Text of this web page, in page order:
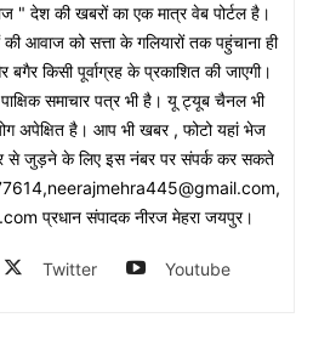
देश की खबरों का एक मात्र वेब पोर्टल है।
आवाज को सत्ता के गलियारों तक पहुंचाना ही
किसी पूर्वाग्रह के प्रकाशित की जाएगी।
समाचार पत्र भी है। यू ट्यूब चैनल भी
अपेक्षित है। आप भी खबर , फोटो यहां भेज
जुड़ने के लिए इस नंबर पर संपर्क कर सकते
प्रधान संपादक नीरज मेहरा जयपुर।
Twitter Youtube